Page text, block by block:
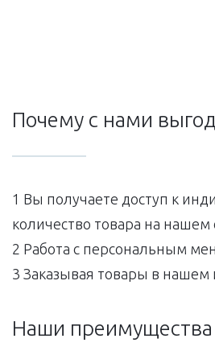
Почему с нами
1 Вы получаете доступ к
количество товара на нашем
2 Работа с персональным
3 Заказывая товары в
Наши преимущества